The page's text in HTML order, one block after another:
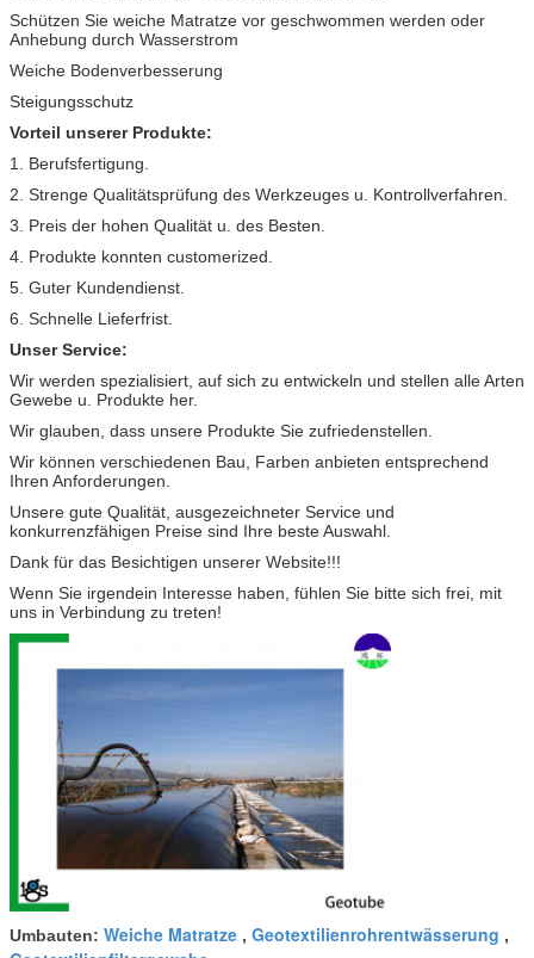
Schützen Sie weiche Matratze vor geschwommen werden oder
Anhebung durch Wasserstrom
Weiche Bodenverbesserung
Steigungsschutz
Vorteil unserer Produkte:
1. Berufsfertigung.
2. Strenge Qualitätsprüfung des Werkzeuges u. Kontrollverfahren.
3. Preis der hohen Qualität u. des Besten.
4. Produkte konnten customerized.
5. Guter Kundendienst.
6. Schnelle Lieferfrist.
Unser Service:
Wir werden spezialisiert, auf sich zu entwickeln und stellen alle Arten
Gewebe u. Produkte her.
Wir glauben, dass unsere Produkte Sie zufriedenstellen.
Wir können verschiedenen Bau, Farben anbieten entsprechend
Ihren Anforderungen.
Unsere gute Qualität, ausgezeichneter Service und
konkurrenzfähigen Preise sind Ihre beste Auswahl.
Dank für das Besichtigen unserer Website!!!
Wenn Sie irgendein Interesse haben, fühlen Sie bitte sich frei, mit
uns in Verbindung zu treten!
Umbauten: Weiche Matratze , Geotextilienrohrentwässerung ,